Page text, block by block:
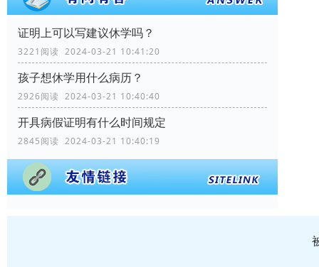
证明上可以写建议休学吗？
3221阅读 2024-03-21 10:41:20
孩子想休学用什么病历？
2926阅读 2024-03-21 10:40:40
开具病假证明有什么时间规定
2845阅读 2024-03-21 10:40:19